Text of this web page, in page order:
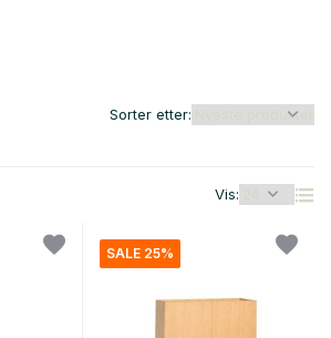
Vis:
Sorter etter:
SALE 25%